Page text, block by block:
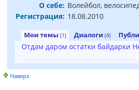
О себе: Волейбол,
Регистрация: 18.08.2010
Мои темы (1) Диалоги (4)
Отдам даром остатки байдарки
Наверх